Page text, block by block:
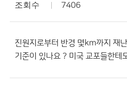
조회수 7406
진원지로부터 반경 몇km까지 재
기준이 있나요 ? 미국 교포들한테